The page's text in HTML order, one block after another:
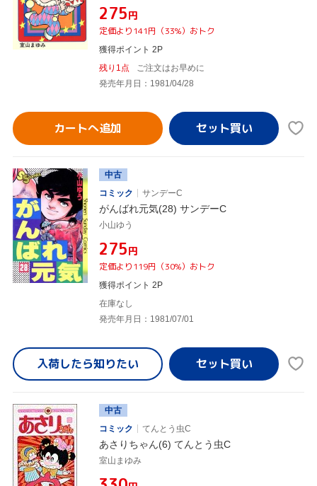
¥275円
定価より141円（33%）おトク
獲得ポイント 2P
残り1点
ご注文はお早めに
発売年月日：1981/04/28
カートへ追加
中古
コミック
サンデーC
がんばれ元気(28) サンデーC
小山ゆう
¥275円
定価より119円（30%）おトク
獲得ポイント 2P
在庫なし
発売年月日：1981/07/01
入荷したら知りたい
中古
コミック
てんとう虫C
あさりちゃん(6) てんとう虫C
室山まゆみ